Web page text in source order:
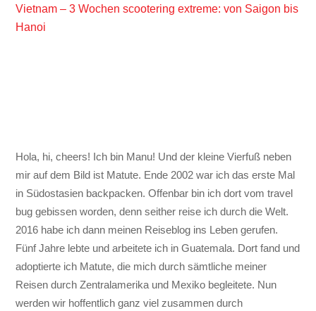
Vietnam – 3 Wochen scootering extreme: von Saigon bis
Hanoi
Hola, hi, cheers! Ich bin Manu! Und der kleine Vierfuß neben
mir auf dem Bild ist Matute. Ende 2002 war ich das erste Mal
in Südostasien backpacken. Offenbar bin ich dort vom travel
bug gebissen worden, denn seither reise ich durch die Welt.
2016 habe ich dann meinen Reiseblog ins Leben gerufen.
Fünf Jahre lebte und arbeitete ich in Guatemala. Dort fand und
adoptierte ich Matute, die mich durch sämtliche meiner
Reisen durch Zentralamerika und Mexiko begleitete. Nun
werden wir hoffentlich ganz viel zusammen durch